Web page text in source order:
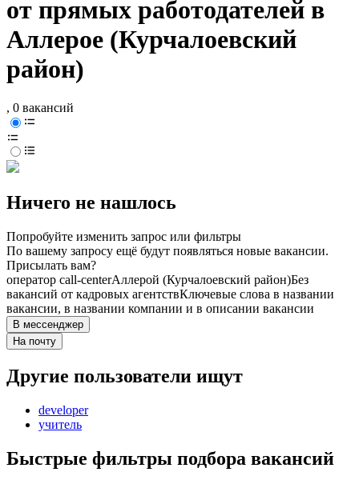
от прямых работодателей в
Аллерое (Курчалоевский
район)
, 0 вакансий
Ничего не нашлось
Попробуйте изменить запрос или фильтры
По вашему запросу ещё будут появляться новые вакансии.
Присылать вам?
оператор call-centerАллерой (Курчалоевский район)Без
вакансий от кадровых агентствКлючевые слова в названии
вакансии, в названии компании и в описании вакансии
В мессенджер
На почту
Другие пользователи ищут
developer
учитель
Быстрые фильтры подбора вакансий